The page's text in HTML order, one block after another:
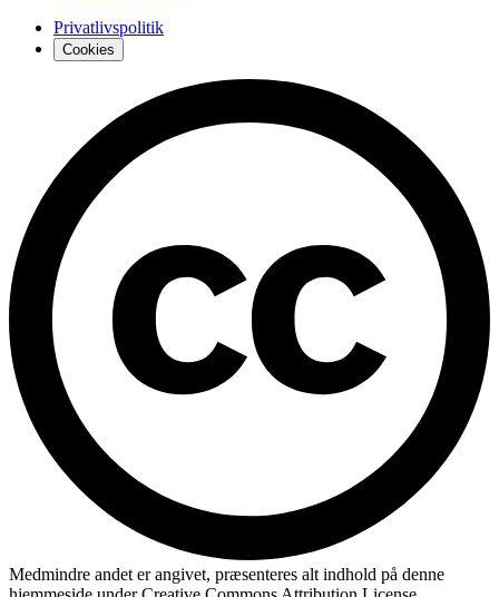
Privatlivspolitik
Cookies
Medmindre andet er angivet, præsenteres alt indhold på denne